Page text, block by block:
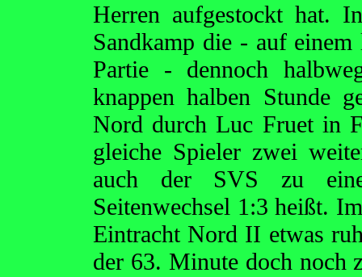
Herren aufgestockt hat.
Sandkamp die - auf einem
Partie - dennoch
knappen halben Stunde
Nord durch Luc Fruet in
gleiche Spieler zwei
auch der SVS zu
Seitenwechsel 1:3 heißt.
Eintracht Nord II etwas
der 63. Minute doch noch